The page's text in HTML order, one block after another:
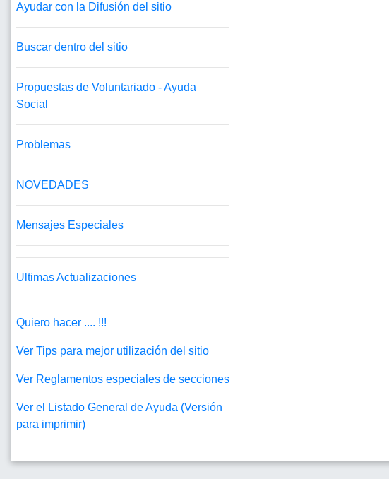
Ayudar con la Difusión del sitio
Buscar dentro del sitio
Propuestas de Voluntariado - Ayuda
Social
Problemas
NOVEDADES
Mensajes Especiales
Ultimas Actualizaciones
Quiero hacer .... !!!
Ver Tips para mejor utilización del sitio
Ver Reglamentos especiales de secciones
Ver el Listado General de Ayuda (Versión
para imprimir)